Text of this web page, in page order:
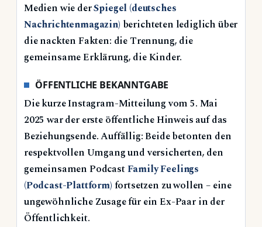
Medien wie derSpiegel (deutsches
Nachrichtenmagazin) berichteten lediglich über
die nackten Fakten: die Trennung, die
gemeinsame Erklärung, die Kinder.
ÖFFENTLICHE BEKANNTGABE
Die kurze Instagram-Mitteilung vom 5. Mai
2025 war der erste öffentliche Hinweis auf das
Beziehungsende. Auffällig: Beide betonten den
respektvollen Umgang und versicherten, den
gemeinsamen PodcastFamily Feelings
(Podcast-Plattform) fortsetzen zu wollen – eine
ungewöhnliche Zusage für ein Ex-Paar in der
Öffentlichkeit.